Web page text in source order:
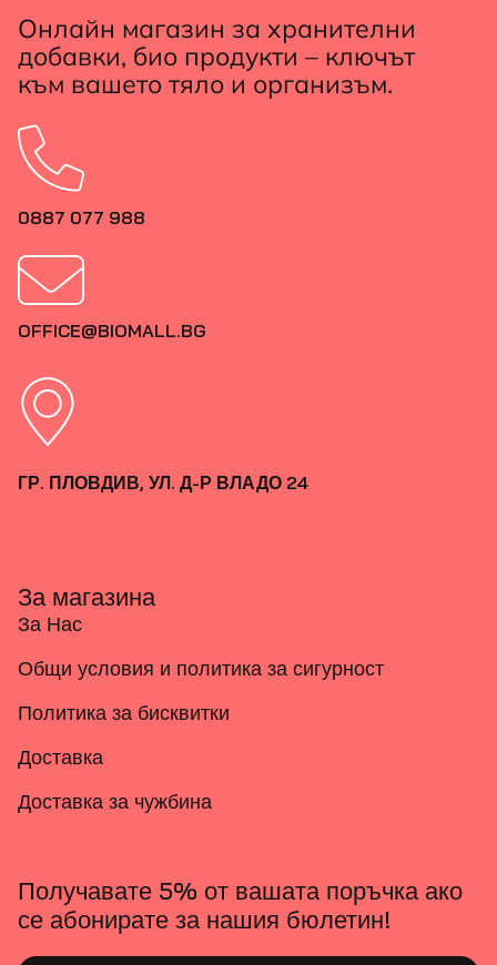
Онлайн магазин за хранителни
добавки, био продукти – ключът
към вашето тяло и организъм.
0887 077 988
OFFICE@BIOMALL.BG
ГР. ПЛОВДИВ, УЛ. Д-Р ВЛАДО 24
За магазина
За Нас
Общи условия и политика за сигурност
Политика за бисквитки
Доставка
Доставка за чужбина
Получавате 5% от вашата поръчка ако
се абонирате за нашия бюлетин!